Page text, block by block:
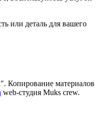
или деталь для вашего
Копирование материалов
web-студия Muks crew.